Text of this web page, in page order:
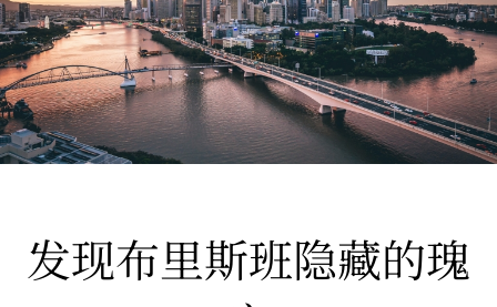
发现布里斯班隐藏的瑰